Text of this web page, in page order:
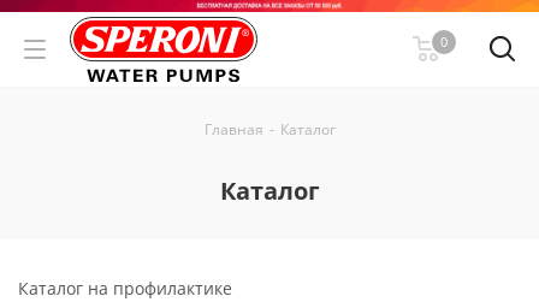
0
Главная - Каталог
Каталог
Каталог на профилактике